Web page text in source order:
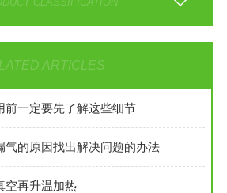
ARTICLES
前一定要先了解这些细节
气的原因找出解决问题的办法
空再升温加热